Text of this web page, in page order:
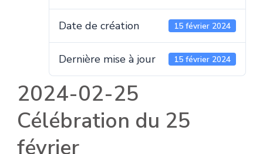
Date de création 15 février 2024
Dernière mise à jour 15 février 2024
2024-02-25
Célébration du 25
février